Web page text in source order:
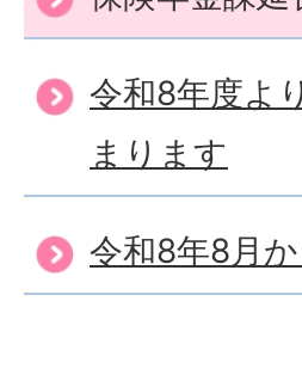
令和8年度よ
まります
令和8年8月